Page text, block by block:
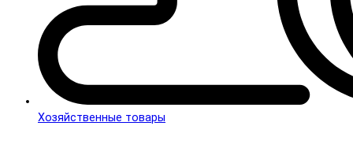
Хозяйственные товары